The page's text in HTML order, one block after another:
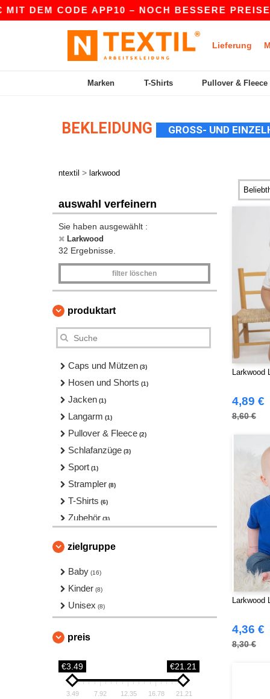
CODE APP10 – NOCH BESSERE PREISE IN
Lieferung
Marken T-Shirts Pullover & Fleece
BEKLEIDUNG GROSS- UND
ntextil > larkwood
auswahl verfeinern
Sie haben ausgewählt :
Larkwood
32 Ergebnisse.
filter löschen
produktart
Caps und Mützen (3)
Hosen und Shorts (1)
Jacken (1)
Langarm (1)
Pullover & Fleece (2)
Schlafanzüge (3)
Sport (1)
Strampler (8)
T-Shirts (6)
Zubehör (3)
zielgruppe
Baby (16)
Kinder (8)
Unisex (8)
preis
€3.49 €21.21
3.49 7.92 12.35 16.78 21.21
Larkwood
4,89 €
8,60 €
Larkwood
4,36 €
8,30 €